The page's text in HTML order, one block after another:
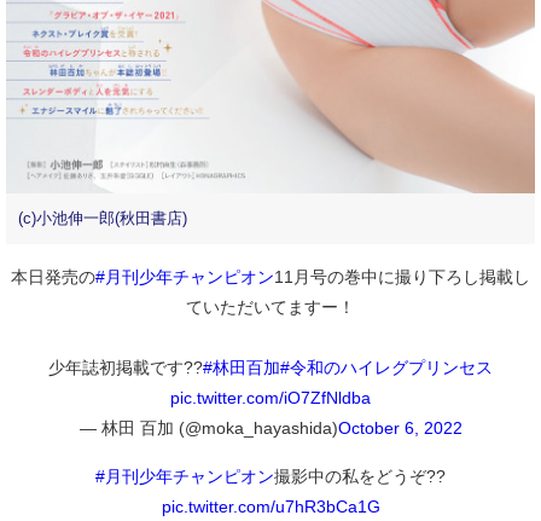
(c)小池伸一郎(秋田書店)
本日発売の#月刊少年チャンピオン11月号の巻中に撮り下ろし掲載し
ていただいてますー！
少年誌初掲載です??#林田百加#令和のハイレグプリンセス
pic.twitter.com/iO7ZfNldba
— 林田 百加 (@moka_hayashida)October 6, 2022
#月刊少年チャンピオン撮影中の私をどうぞ??
pic.twitter.com/u7hR3bCa1G